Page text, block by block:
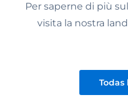
Per saperne di più
visita la nostra
Todas